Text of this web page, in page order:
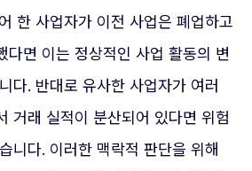
한 사업자가 이전 사업은 폐업하고
다면 이는 정상적인 사업 활동의 변
다. 반대로 유사한 사업자가 여러
거래 실적이 분산되어 있다면 위험
니다. 이러한 맥락적 판단을 위해